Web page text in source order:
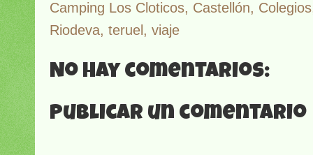
Camping Los Cloticos, Castellón, Colegios
Riodeva, teruel, viaje
No hay comentarios:
Publicar un comentario